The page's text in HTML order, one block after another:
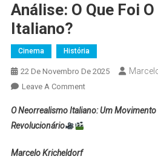
Análise: O Que Foi
Italiano?
Cinema História
22 De Novembro De 2025
Leave A Comment
O Neorrealismo Italiano: Um
Revolucionário
Marcelo Kricheldorf